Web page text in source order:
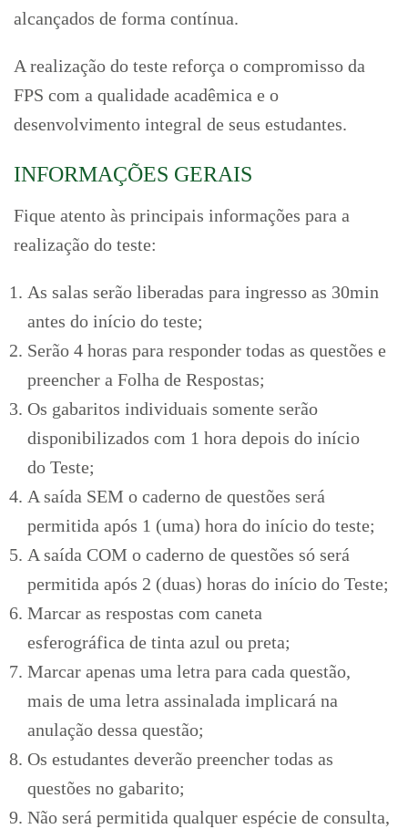
alcançados de forma contínua.
A realização do teste reforça o compromisso da
FPS com a qualidade acadêmica e o
desenvolvimento integral de seus estudantes.
INFORMAÇÕES GERAIS
Fique atento às principais informações para a
realização do teste:
As salas serão liberadas para ingresso as 30min
antes do início do teste;
Serão 4 horas para responder todas as questões e
preencher a Folha de Respostas;
Os gabaritos individuais somente serão
disponibilizados com 1 hora depois do início
do Teste;
A saída SEM o caderno de questões será
permitida após 1 (uma) hora do início do teste;
A saída COM o caderno de questões só será
permitida após 2 (duas) horas do início do Teste;
Marcar as respostas com caneta
esferográfica de tinta azul ou preta;
Marcar apenas uma letra para cada questão,
mais de uma letra assinalada implicará na
anulação dessa questão;
Os estudantes deverão preencher todas as
questões no gabarito;
Não será permitida qualquer espécie de consulta,